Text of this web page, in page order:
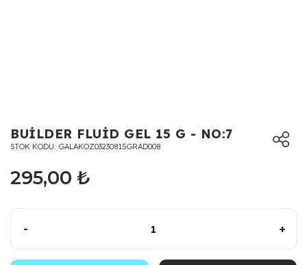
BUİLDER FLUİD GEL 15 G - NO:7
STOK KODU GALAKOZ03230815GRAD008
295,00 ₺
- +